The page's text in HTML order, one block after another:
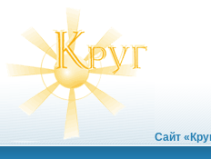
Сайт